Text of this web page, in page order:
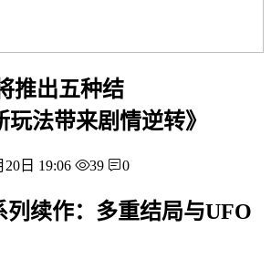
推出五种结
玩法带来剧情逆转》
20日 19:06 39 0
列续作：多重结局与UFO